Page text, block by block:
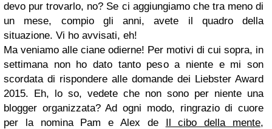
devo pur trovarlo, no? Se ci aggiungiamo che tra meno di
un mese, compio gli anni, avete il quadro della
situazione. Vi ho avvisati, eh!
Ma veniamo alle ciane odierne! Per motivi di cui sopra, in
settimana non ho dato tanto peso a niente e mi son
scordata di rispondere alle domande dei Liebster Award
2015. Eh, lo so, vedete che non sono per niente una
blogger organizzata? Ad ogni modo, ringrazio di cuore
per la nomina Pam e Alex de Il cibo della mente,